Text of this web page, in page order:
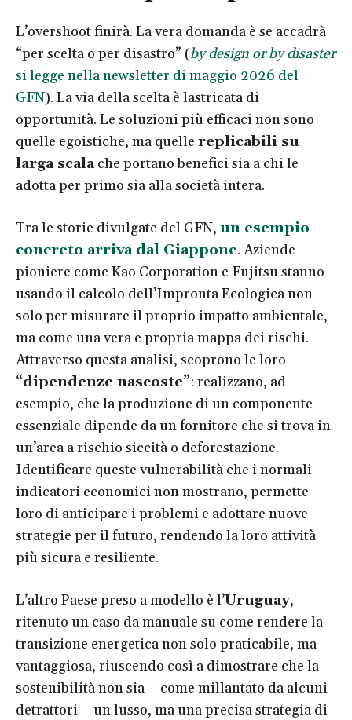
L’overshoot finirà. La vera domanda è se accadrà
“per scelta o per disastro” (by design or by disaster
si legge nella newsletter di maggio 2026 del
GFN). La via della scelta è lastricata di
opportunità. Le soluzioni più efficaci non sono
quelle egoistiche, ma quelle replicabili su
larga scalache portano benefici sia a chi le
adotta per primo sia alla società intera.
Tra le storie divulgate del GFN, un esempio
concreto arriva dal Giappone. Aziende
pioniere come Kao Corporation e Fujitsu stanno
usando il calcolo dell’Impronta Ecologica non
solo per misurare il proprio impatto ambientale,
ma come una vera e propria mappa dei rischi.
Attraverso questa analisi, scoprono le loro
“dipendenze nascoste”: realizzano, ad
esempio, che la produzione di un componente
essenziale dipende da un fornitore che si trova in
un’area a rischio siccità o deforestazione.
Identificare queste vulnerabilità che i normali
indicatori economici non mostrano, permette
loro di anticipare i problemi e adottare nuove
strategie per il futuro, rendendo la loro attività
più sicura e resiliente.
L’altro Paese preso a modello è l’Uruguay,
ritenuto un caso da manuale su come rendere la
transizione energetica non solo praticabile, ma
vantaggiosa, riuscendo così a dimostrare che la
sostenibilità non sia – come millantato da alcuni
detrattori – un lusso, ma una precisa strategia di